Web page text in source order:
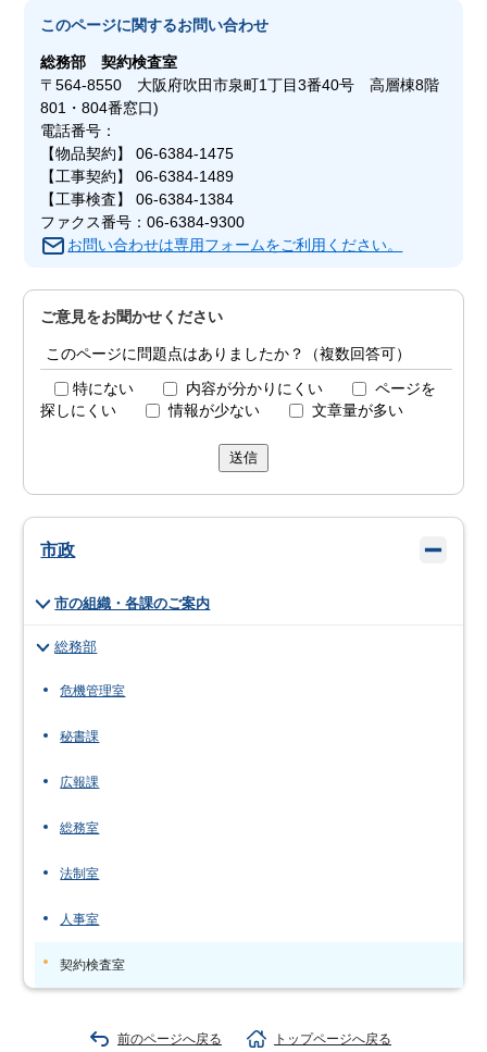
このページに関するお問い合わせ
総務部契約検査室
〒564-8550 大阪府吹田市泉町1丁目3番40号 高層棟8階
801・804番窓口)
電話番号：
【物品契約】 06-6384-1475
【工事契約】 06-6384-1489
【工事検査】 06-6384-1384
ファクス番号：06-6384-9300
お問い合わせは専用フォームをご利用ください。
ご意見をお聞かせください
このページに問題点はありましたか？（複数回答可）
特にない 内容が分かりにくい
ページを
探しにくい
情報が少ない 文章量が多い
送信
市政
市の組織・各課のご案内
総務部
危機管理室
秘書課
広報課
総務室
法制室
人事室
契約検査室
前のページへ戻る トップページへ戻る